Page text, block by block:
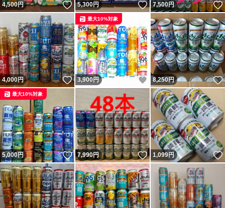
4,500円 いいね！
5,300円 いいね！
7,500円
4,000円 いいね！
3,900円 いいね！
最大10%対象
8,250円
5,000円 いいね！
最大10%対象
7,990円 いいね！
1,099円